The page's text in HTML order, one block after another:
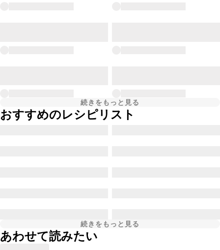
続きをもっと見る
おすすめのレシピリスト
続きをもっと見る
あわせて読みたい